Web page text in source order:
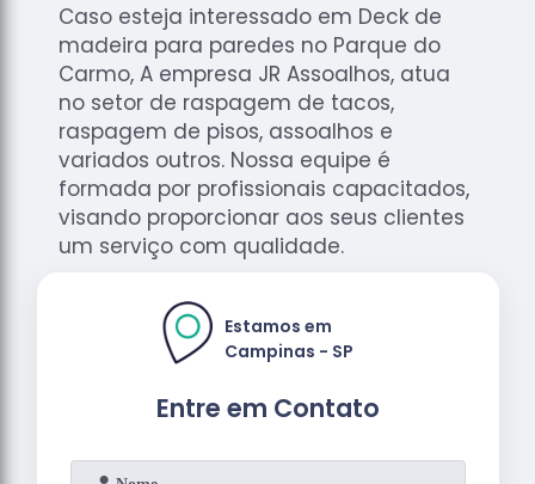
Tacos de
Madeiras
Caso esteja interessado em Deck de
madeira para paredes no Parque do
Carmo, A empresa JR Assoalhos, atua
no setor de raspagem de tacos,
raspagem de pisos, assoalhos e
variados outros. Nossa equipe é
formada por profissionais capacitados,
visando proporcionar aos seus clientes
um serviço com qualidade.
Entre em Contato
Estamos em
Campinas - SP